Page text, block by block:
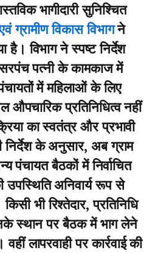
भागीदारी सुनिश्चित
ग्रामीण विकास विभागने
विभाग ने स्पष्ट निर्देश
पत्नी के कामकाज में
में महिलाओं के लिए
औपचारिक प्रतिनिधित्व नहीं
का स्वतंत्र और प्रभावी
निर्देश के अनुसार, अब ग्राम
पंचायत बैठकों में निर्वाचित
उपस्थिति अनिवार्य रूप से
भी रिश्तेदार, प्रतिनिधि
स्थान पर बैठक में भाग लेने
लापरवाही पर कार्रवाई की